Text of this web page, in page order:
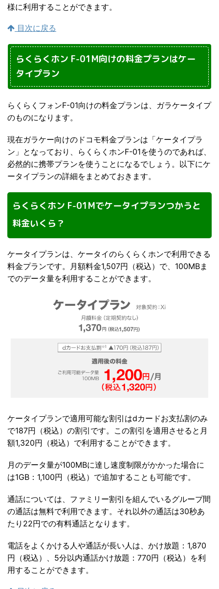
様に利用することができます。
目次に戻る
らくらくホン F-01M向けの料金プランはケー
タイプラン
らくらくフォンF-01向けの料金プランは、ガラケータイプ
のものになります。
現在ガラケー向けのドコモ料金プランは「ケータイプラ
ン」となっており、らくらくホンF-01を使うのであれば、
必然的に携帯プランを使うことになるでしょう。以下にケ
ータイプランの詳細をまとめておきます。
らくらくホン F-01Mでケータイプランつかうと
料金いくら？
ケータイプランは、ケータイのらくらくホンで利用できる
料金プランです。月額料金1,507円（税込）で、100MBま
でのデータ量を利用することができます。
ケータイプランで適用可能な割引はdカードお支払割のみ
で187円（税込）の割引です。この割引を適用させると月
額1,320円（税込）で利用することができます。
月のデータ量が100MBに達し速度制限がかかった場合に
は1GB：1,100円（税込）で追加することも可能です。
通話については、ファミリー割引を組んでいるグループ間
の通話は無料で利用できます。それ以外の通話は30秒あ
たり22円での有料通話となります。
電話をよくかける人や通話が長い人は、かけ放題：1,870
円（税込）、5分以内通話かけ放題：770円（税込）を利
用することができます。